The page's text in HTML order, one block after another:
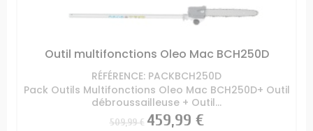
Outil multifonctions Oleo Mac BCH250D
RÉFÉRENCE: PACKBCH250D
Pack Outils Multifonctions Oleo Mac BCH250D+ Outil
débroussailleuse + Outil...
Prix
509,99 € Prix
459,99 €